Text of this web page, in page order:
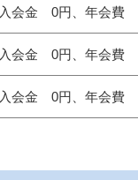
入会金 0円、年会費
入会金 0円、年会費
入会金 0円、年会費